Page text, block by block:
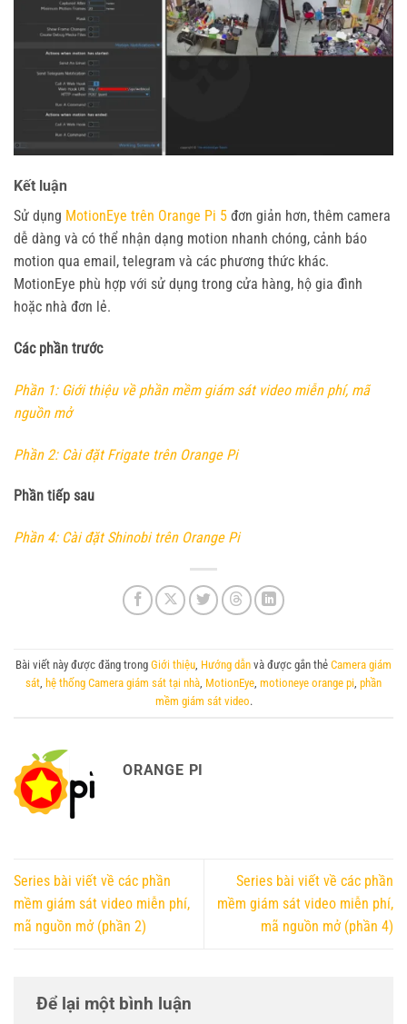
Kết luận
Sử dụng MotionEye trên Orange Pi 5 đơn giản hơn, thêm camera
dễ dàng và có thể nhận dạng motion nhanh chóng, cảnh báo
motion qua email, telegram và các phương thức khác.
MotionEye phù hợp với sử dụng trong cửa hàng, hộ gia đình
hoặc nhà đơn lẻ.
Các phần trước
Phần 1: Giới thiệu về phần mềm giám sát video miễn phí, mã
nguồn mở
Phần 2: Cài đặt Frigate trên Orange Pi
Phần tiếp sau
Phần 4: Cài đặt Shinobi trên Orange Pi
Bài viết này được đăng trong Giới thiệu Hướng dẫn và được gắn thẻ Camera giám
sát hệ thống Camera giám sát tại nhà MotionEye motioneye orange pi phần
mềm giám sát video.
ORANGE PI
Series bài viết về các phần
mềm giám sát video miễn phí,
mã nguồn mở (phần 2)
Series bài viết về các phần
mềm giám sát video miễn phí,
mã nguồn mở (phần 4)
Để lại một bình luận